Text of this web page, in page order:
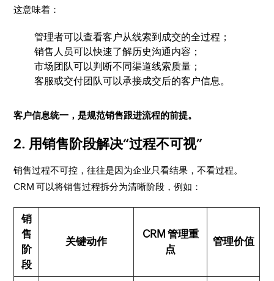
这意味着：
管理者可以查看客户从线索到成交的全过程；
销售人员可以快速了解历史沟通内容；
市场团队可以判断不同渠道线索质量；
客服或交付团队可以承接成交后的客户信息。
客户信息统一，是规范销售跟进流程的前提。
2. 用销售阶段解决“过程不可视”
销售过程不可控，往往是因为企业只看结果，不看过程。
CRM 可以将销售过程拆分为清晰阶段，例如：
销
售
阶
段
关键动作
CRM 管理重
点
管理价值